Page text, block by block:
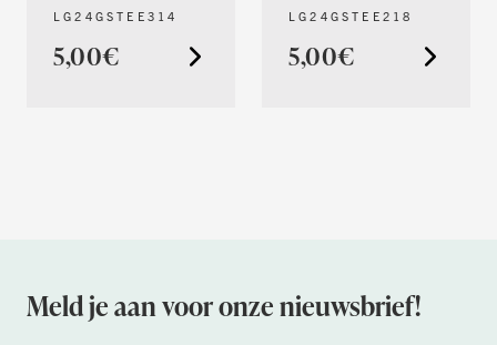
LG24GSTEE314
5,00€
LG24GSTEE218
5,00€
Meld je aan voor onze nieuwsbrief!